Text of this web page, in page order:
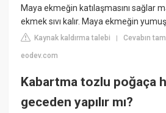
Maya ekmeğin katılaşmasını sağlar
ekmek sıvı kalır. Maya ekmeğin
Kaynak kaldırma talebi |Cevabın
eodev.com
Kabartma tozlu poğaça
geceden yapılır mı?